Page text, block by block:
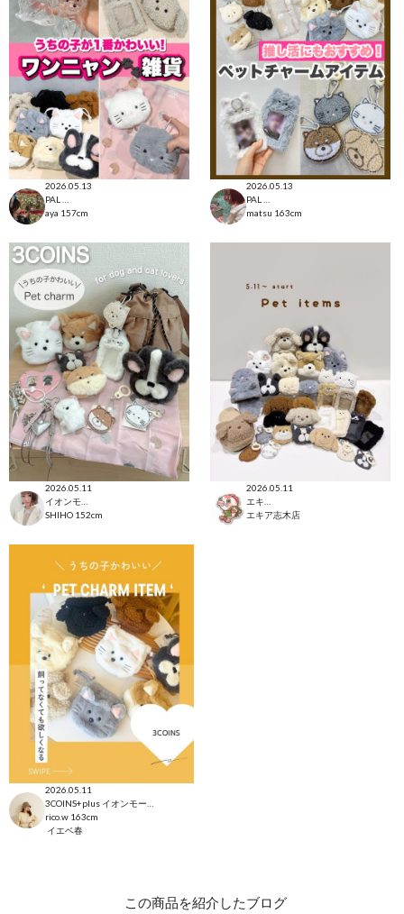
2026.05.13
aya 157cm
2026.05.13
matsu 163cm
2026.05.11
SHIHO 152cm
2026.05.11
エキア志木店
2026.05.11
rico.w 163cm
イエベ春
この商品を紹介したブログ